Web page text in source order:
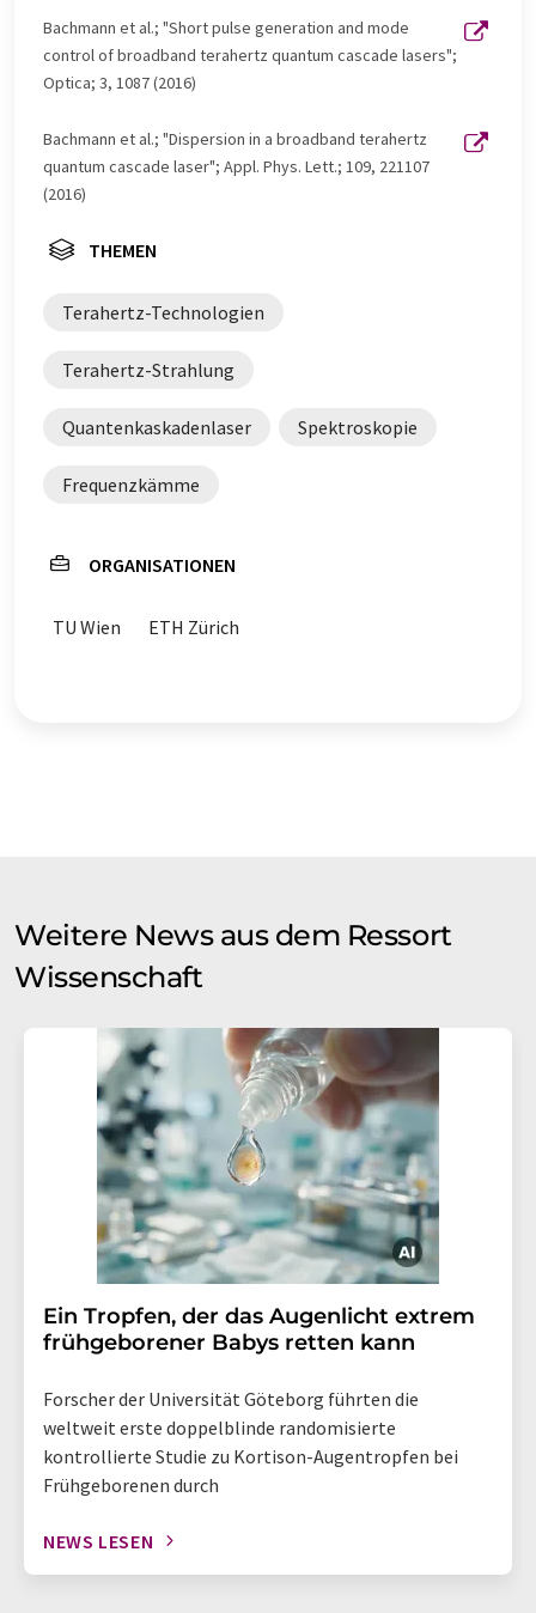
Bachmann et al.; "Short pulse generation and mode
control of broadband terahertz quantum cascade lasers";
Optica; 3, 1087 (2016)
Bachmann et al.; "Dispersion in a broadband terahertz
quantum cascade laser"; Appl. Phys. Lett.; 109, 221107
(2016)
THEMEN
Terahertz-Technologien
Terahertz-Strahlung
Quantenkaskadenlaser Spektroskopie
Frequenzkämme
ORGANISATIONEN
TU Wien ETH Zürich
Weitere News aus dem Ressort
Wissenschaft
Ein Tropfen, der das Augenlicht extrem
frühgeborener Babys retten kann
Forscher der Universität Göteborg führten die
weltweit erste doppelblinde randomisierte
kontrollierte Studie zu Kortison-Augentropfen bei
Frühgeborenen durch
NEWS LESEN